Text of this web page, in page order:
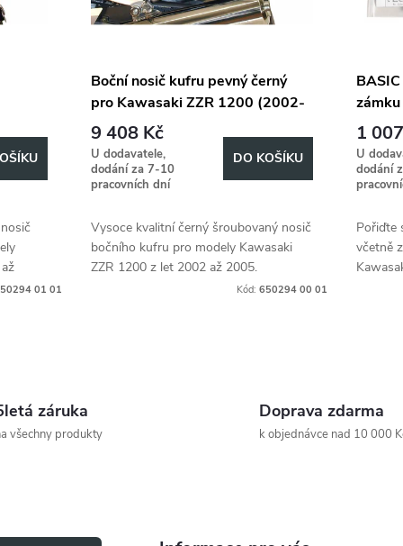
na
01 01
Boční nosič kufru pevný černý
pro Kawasaki ZZR 1200 (2002-
2005)
9 408 Kč
U dodavatele,
dodání za 7-10
pracovních dní
DO KOŠÍKU
Vysoce kvalitní černý šroubovaný nosič
bočního kufru pro modely Kawasaki
ZZR 1200 z let 2002 až 2005.
Kód: 650294 00 01
ZZR
1
U
dodání
Pořiďte
včetně
záruka
všechny produkty
Doprava zdarma
k objednávce nad 10 000